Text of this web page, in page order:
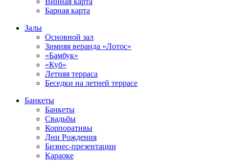
Барная карта
Залы
Основной зал
Зимняя веранда «Лотос»
«Бамбук»
«Куб»
Летняя терраса
Беседки на летней террасе
Банкеты
Банкеты
Свадьбы
Корпоративы
Дни Рождения
Бизнес-презентации
Караоке